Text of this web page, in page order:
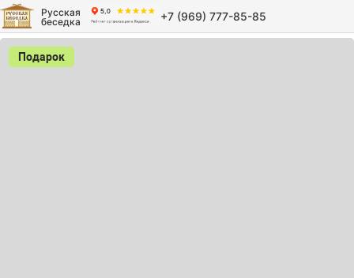
Русская
беседка
+7 (969) 777-85-85
Подарок